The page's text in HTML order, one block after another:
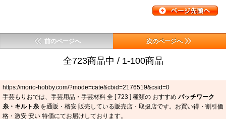
前のページへ 次のページへ
全723商品中 / 1-100商品
https://morio-hobby.com/?mode=cate&cbid=2176519&csid=0
手芸もりおでは、手芸用品・手芸材料 全 [723 ] 種類の おすすめ パッチワーク
糸・キルト糸 を通販・格安 販売している販売店・取扱店です。お買い得・割引価
格・激安 安い 特価にてお届けしております。